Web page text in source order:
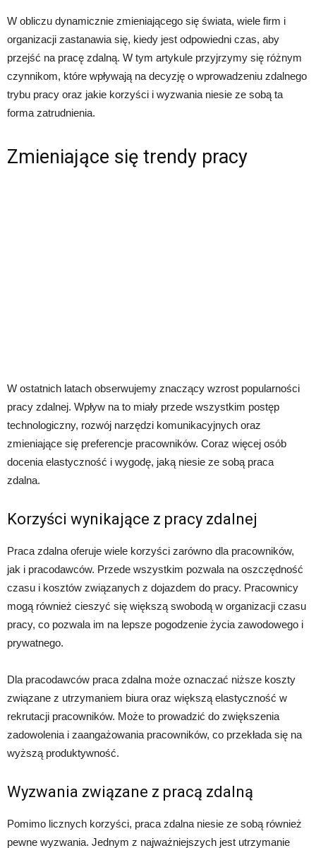
W obliczu dynamicznie zmieniającego się świata, wiele firm i
organizacji zastanawia się, kiedy jest odpowiedni czas, aby
przejść na pracę zdalną. W tym artykule przyjrzymy się różnym
czynnikom, które wpływają na decyzję o wprowadzeniu zdalnego
trybu pracy oraz jakie korzyści i wyzwania niesie ze sobą ta
forma zatrudnienia.
Zmieniające się trendy pracy
W ostatnich latach obserwujemy znaczący wzrost popularności
pracy zdalnej. Wpływ na to miały przede wszystkim postęp
technologiczny, rozwój narzędzi komunikacyjnych oraz
zmieniające się preferencje pracowników. Coraz więcej osób
docenia elastyczność i wygodę, jaką niesie ze sobą praca
zdalna.
Korzyści wynikające z pracy zdalnej
Praca zdalna oferuje wiele korzyści zarówno dla pracowników,
jak i pracodawców. Przede wszystkim pozwala na oszczędność
czasu i kosztów związanych z dojazdem do pracy. Pracownicy
mogą również cieszyć się większą swobodą w organizacji czasu
pracy, co pozwala im na lepsze pogodzenie życia zawodowego i
prywatnego.
Dla pracodawców praca zdalna może oznaczać niższe koszty
związane z utrzymaniem biura oraz większą elastyczność w
rekrutacji pracowników. Może to prowadzić do zwiększenia
zadowolenia i zaangażowania pracowników, co przekłada się na
wyższą produktywność.
Wyzwania związane z pracą zdalną
Pomimo licznych korzyści, praca zdalna niesie ze sobą również
pewne wyzwania. Jednym z najważniejszych jest utrzymanie